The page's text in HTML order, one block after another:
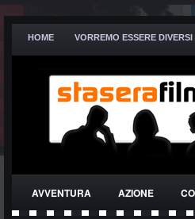
HOME VORREMO ESSERE DIVERSI
AVVENTURA AZIONE